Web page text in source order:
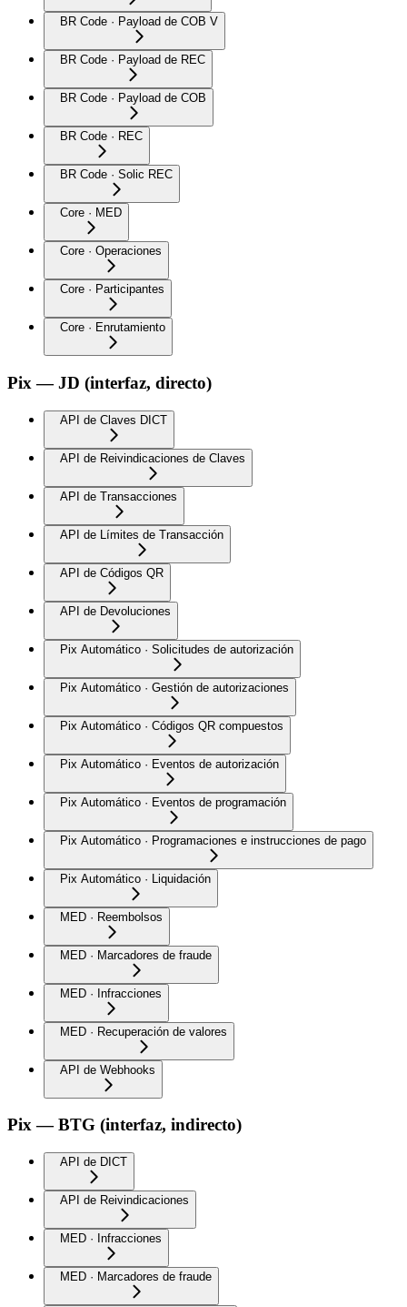
BR Code · Payload de COB V
BR Code · Payload de REC
BR Code · Payload de COB
BR Code · REC
BR Code · Solic REC
Core · MED
Core · Operaciones
Core · Participantes
Core · Enrutamiento
Pix — JD (interfaz, directo)
API de Claves DICT
API de Reivindicaciones de Claves
API de Transacciones
API de Límites de Transacción
API de Códigos QR
API de Devoluciones
Pix Automático · Solicitudes de autorización
Pix Automático · Gestión de autorizaciones
Pix Automático · Códigos QR compuestos
Pix Automático · Eventos de autorización
Pix Automático · Eventos de programación
Pix Automático · Programaciones e instrucciones de pago
Pix Automático · Liquidación
MED · Reembolsos
MED · Marcadores de fraude
MED · Infracciones
MED · Recuperación de valores
API de Webhooks
Pix — BTG (interfaz, indirecto)
API de DICT
API de Reivindicaciones
MED · Infracciones
MED · Marcadores de fraude